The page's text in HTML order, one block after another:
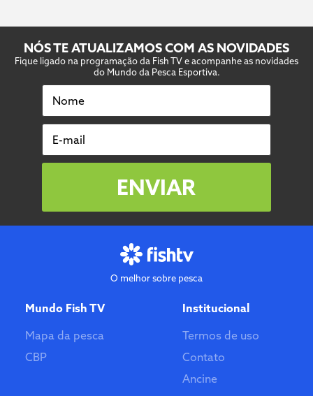
NÓS TE ATUALIZAMOS COM AS NOVIDADES
Fique ligado na programação da Fish TV e acompanhe as novidades
do Mundo da Pesca Esportiva.
Nome
E-mail
ENVIAR
O melhor sobre pesca
Mundo Fish TV
Mapa da pesca
CBP
Institucional
Termos de uso
Contato
Ancine